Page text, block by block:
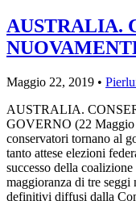
AUSTRALIA.
Maggio 22, 2019 •
AUSTRALIA.
GOVERNO (22
conservatori tornano al
tanto attese elezioni
successo della
maggioranza di tre seggi
definitivi diffusi dalla